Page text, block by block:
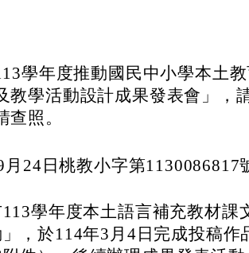
學年度推動國民中小學本土
教學活動設計成果發表會」，
照。
24日桃教小字第1130086817
學年度本土語言補充教材課
，於114年3月4日完成投稿作